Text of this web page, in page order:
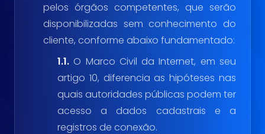
pelos órgãos competentes, que serão
disponibilizadas sem conhecimento do
cliente, conforme abaixo fundamentado:
1.1. O Marco Civil da Internet, em seu
artigo 10, diferencia as hipóteses nas
quais autoridades públicas podem ter
acesso a dados cadastrais e a
registros de conexão.